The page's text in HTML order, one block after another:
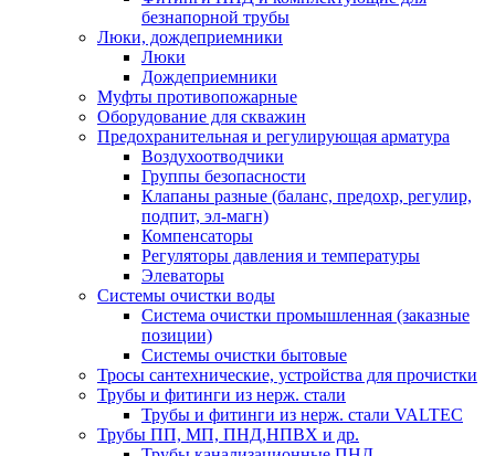
безнапорной трубы
Люки, дождеприемники
Люки
Дождеприемники
Муфты противопожарные
Оборудование для скважин
Предохранительная и регулирующая арматура
Воздухоотводчики
Группы безопасности
Клапаны разные (баланс, предохр, регулир,
подпит, эл-магн)
Компенсаторы
Регуляторы давления и температуры
Элеваторы
Системы очистки воды
Система очистки промышленная (заказные
позиции)
Системы очистки бытовые
Тросы сантехнические, устройства для прочистки
Трубы и фитинги из нерж. стали
Трубы и фитинги из нерж. стали VALTEC
Трубы ПП, МП, ПНД,НПВХ и др.